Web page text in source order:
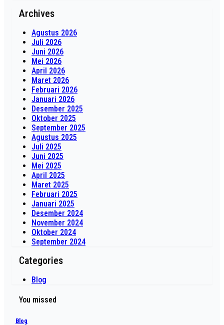
Archives
Agustus 2026
Juli 2026
Juni 2026
Mei 2026
April 2026
Maret 2026
Februari 2026
Januari 2026
Desember 2025
Oktober 2025
September 2025
Agustus 2025
Juli 2025
Juni 2025
Mei 2025
April 2025
Maret 2025
Februari 2025
Januari 2025
Desember 2024
November 2024
Oktober 2024
September 2024
Categories
Blog
You missed
Blog